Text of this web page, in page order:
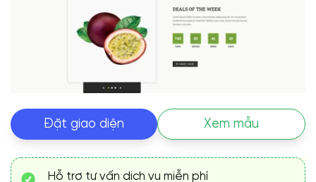
Đặt giao diện Xem mẫu
Hỗ trợ tư vấn dịch vụ miễn phí